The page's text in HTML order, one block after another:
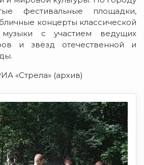
фестивальные площадки,
концерты классической
с участием ведущих
и звёзд отечественной и
«Стрела» (архив)